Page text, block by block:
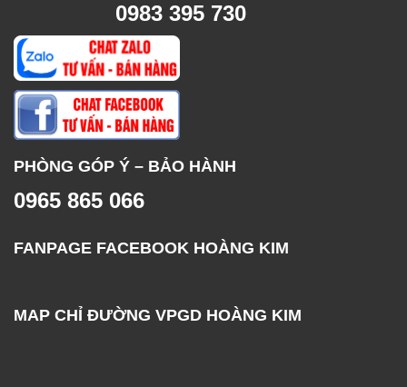
0983 395 730
PHÒNG GÓP Ý – BẢO HÀNH
0965 865 066
FANPAGE FACEBOOK HOÀNG KIM
MAP CHỈ ĐƯỜNG VPGD HOÀNG KIM